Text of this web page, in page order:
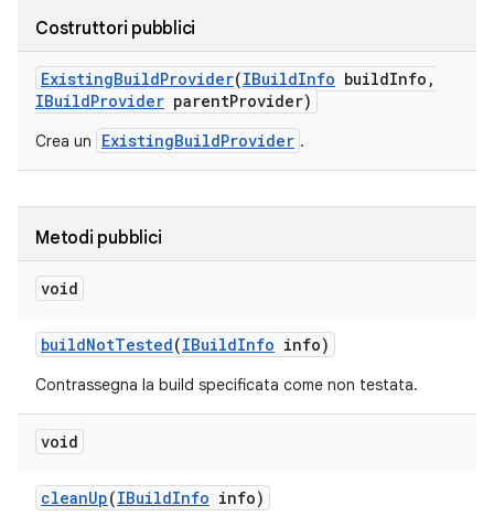
Costruttori pubblici
ExistingBuildProvider(IBuildInfo buildInfo ,
IBuildProvider parentProvider)
Crea un ExistingBuildProvider .
Metodi pubblici
void
buildNotTested(IBuildInfo info)
Contrassegna la build specificata come non testata.
void
cleanUp(IBuildInfo info)